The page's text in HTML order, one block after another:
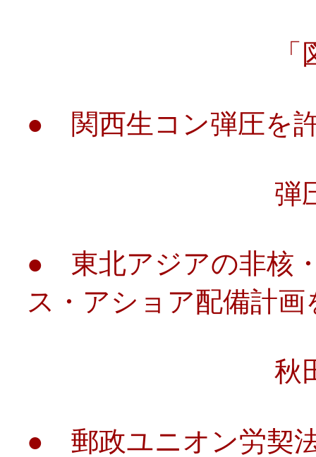
「図書館の
● 関西生コン弾圧を
弾圧に抗す
● 東北アジアの非核
ス・アショア配備計
秋田・山口
● 郵政ユニオン労契